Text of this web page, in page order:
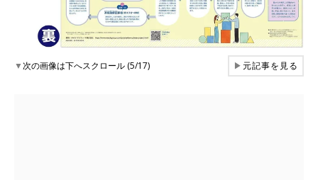
▼次の画像は下へスクロール (5/17) ▶元記事を見る